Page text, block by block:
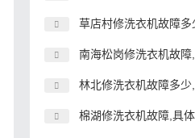
草店村修洗衣机故障多少,具体原
南海松岗修洗衣机故障,具体原
林北修洗衣机故障多少,具体原
棉湖修洗衣机故障,具体原因